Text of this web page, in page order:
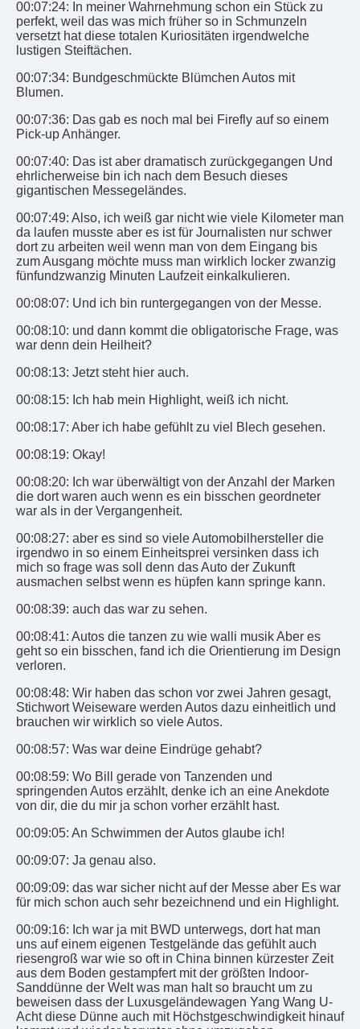
00:07:24: In meiner Wahrnehmung schon ein Stück zu
perfekt, weil das was mich früher so in Schmunzeln
versetzt hat diese totalen Kuriositäten irgendwelche
lustigen Steiftächen.
00:07:34: Bundgeschmückte Blümchen Autos mit
Blumen.
00:07:36: Das gab es noch mal bei Firefly auf so einem
Pick-up Anhänger.
00:07:40: Das ist aber dramatisch zurückgegangen Und
ehrlicherweise bin ich nach dem Besuch dieses
gigantischen Messegeländes.
00:07:49: Also, ich weiß gar nicht wie viele Kilometer man
da laufen musste aber es ist für Journalisten nur schwer
dort zu arbeiten weil wenn man von dem Eingang bis
zum Ausgang möchte muss man wirklich locker zwanzig
fünfundzwanzig Minuten Laufzeit einkalkulieren.
00:08:07: Und ich bin runtergegangen von der Messe.
00:08:10: und dann kommt die obligatorische Frage, was
war denn dein Heilheit?
00:08:13: Jetzt steht hier auch.
00:08:15: Ich hab mein Highlight, weiß ich nicht.
00:08:17: Aber ich habe gefühlt zu viel Blech gesehen.
00:08:19: Okay!
00:08:20: Ich war überwältigt von der Anzahl der Marken
die dort waren auch wenn es ein bisschen geordneter
war als in der Vergangenheit.
00:08:27: aber es sind so viele Automobilhersteller die
irgendwo in so einem Einheitsprei versinken dass ich
mich so frage was soll denn das Auto der Zukunft
ausmachen selbst wenn es hüpfen kann springe kann.
00:08:39: auch das war zu sehen.
00:08:41: Autos die tanzen zu wie walli musik Aber es
geht so ein bisschen, fand ich die Orientierung im Design
verloren.
00:08:48: Wir haben das schon vor zwei Jahren gesagt,
Stichwort Weiseware werden Autos dazu einheitlich und
brauchen wir wirklich so viele Autos.
00:08:57: Was war deine Eindrüge gehabt?
00:08:59: Wo Bill gerade von Tanzenden und
springenden Autos erzählt, denke ich an eine Anekdote
von dir, die du mir ja schon vorher erzählt hast.
00:09:05: An Schwimmen der Autos glaube ich!
00:09:07: Ja genau also.
00:09:09: das war sicher nicht auf der Messe aber Es war
für mich schon auch sehr bezeichnend und ein Highlight.
00:09:16: Ich war ja mit BWD unterwegs, dort hat man
uns auf einem eigenen Testgelände das gefühlt auch
riesengroß war wie so oft in China binnen kürzester Zeit
aus dem Boden gestampfert mit der größten Indoor-
Sanddünne der Welt was man halt so braucht um zu
beweisen dass der Luxusgeländewagen Yang Wang U-
Acht diese Dünne auch mit Höchstgeschwindigkeit hinauf